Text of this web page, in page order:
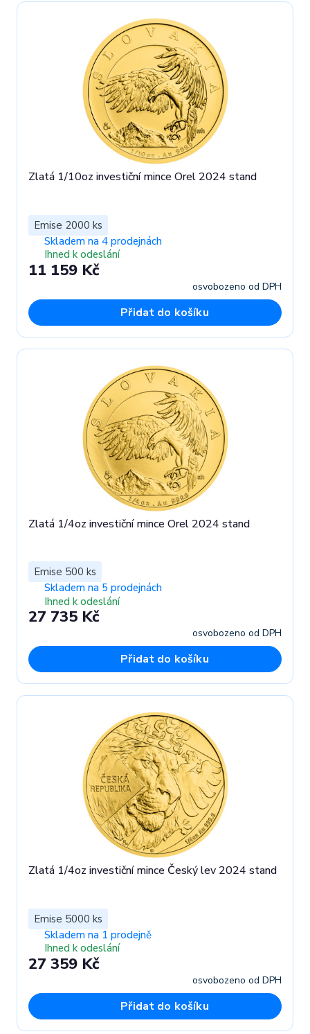
Zlatá 1/10oz investiční mince Orel 2024 stand
Emise 2000 ks
Skladem na 4 prodejnách
Ihned k odeslání
11 159 Kč
osvobozeno od DPH
Přidat do košíku
Zlatá 1/4oz investiční mince Orel 2024 stand
Emise 500 ks
Skladem na 5 prodejnách
Ihned k odeslání
27 735 Kč
osvobozeno od DPH
Přidat do košíku
Zlatá 1/4oz investiční mince Český lev 2024 stand
Emise 5000 ks
Skladem na 1 prodejně
Ihned k odeslání
27 359 Kč
osvobozeno od DPH
Přidat do košíku